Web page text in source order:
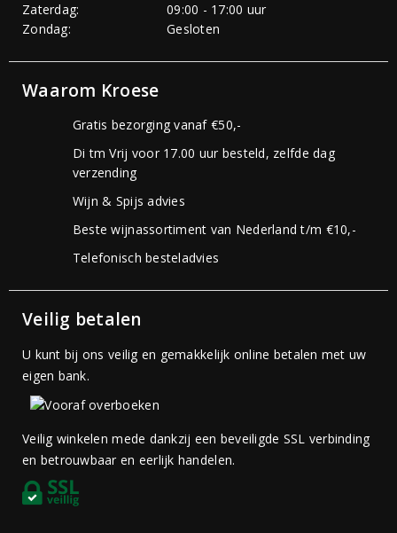
Zaterdag:
09:00 - 17:00 uur
Zondag:
Gesloten
Waarom Kroese
Gratis bezorging vanaf €50,-
Di tm Vrij voor 17.00 uur besteld, zelfde dag
verzending
Wijn & Spijs advies
Beste wijnassortiment van Nederland t/m €10,-
Telefonisch besteladvies
Veilig betalen
U kunt bij ons veilig en gemakkelijk online betalen met uw
eigen bank.
Veilig winkelen mede dankzij een beveiligde SSL verbinding
en betrouwbaar en eerlijk handelen.